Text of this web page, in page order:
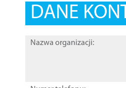
DANE
Nazwa organizacji: